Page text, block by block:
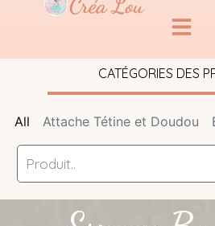
CATÉGORIES DES
Attache Tétine et Doudou
All